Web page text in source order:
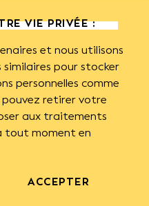
économique sur les
utilisés dans les
est très
Il a été conçu pour les
d’investissements,
d’un bâtiment,
ou l’achat de matériel.
VIE PRIVÉE :
et nous utilisons
pour stocker
personnelles comme
pouvez retirer votre
aux traitements
tout moment en
ACCEPTER